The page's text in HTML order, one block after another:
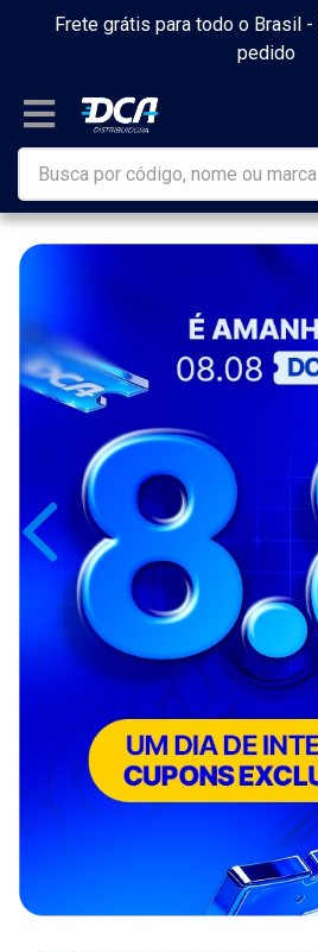
Frete grátis para todo o Brasil -
pedido